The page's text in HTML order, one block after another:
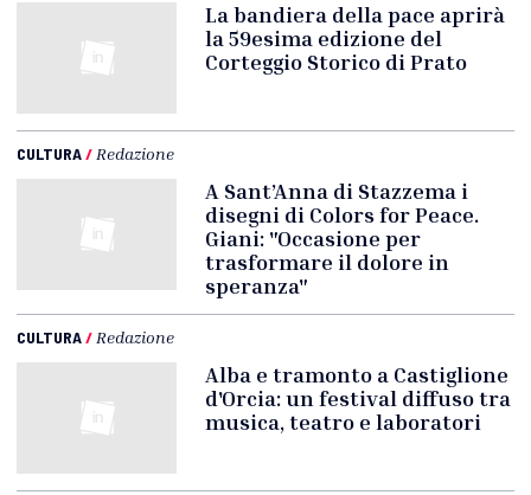
La bandiera della pace aprirà
la 59esima edizione del
Corteggio Storico di Prato
CULTURA/ Redazione
A Sant’Anna di Stazzema i
disegni di Colors for Peace.
Giani: "Occasione per
trasformare il dolore in
speranza"
CULTURA/ Redazione
Alba e tramonto a Castiglione
d'Orcia: un festival diffuso tra
musica, teatro e laboratori